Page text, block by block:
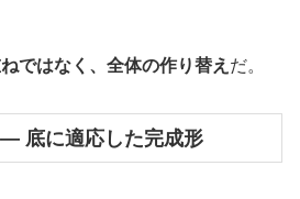
ではなく、全体の作り替え だ。
底に適応した完成形